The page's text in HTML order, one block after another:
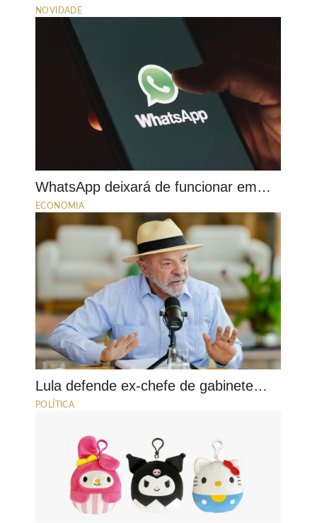
NOVIDADE
WhatsApp deixará de funcionar em…
ECONOMIA
Lula defende ex-chefe de gabinete…
POLÍTICA